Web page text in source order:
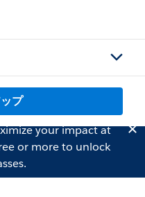
プ
your impact at
or more to unlock